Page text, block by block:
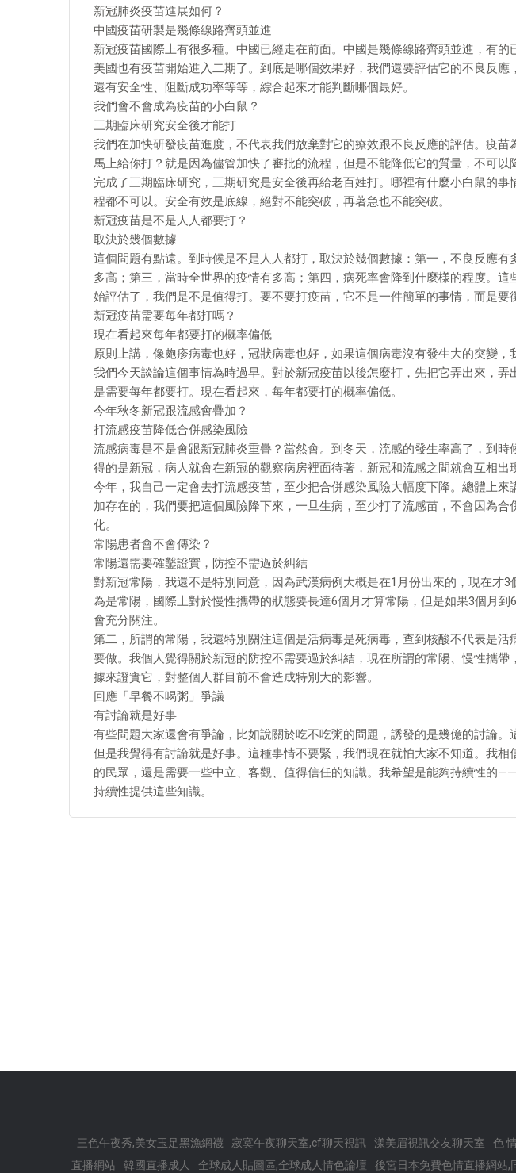
新冠肺炎疫苗進展如何？
中國疫苗研製是幾條線路齊頭並進
新冠疫苗國際上有很多種。中國已經走在前面。中國是幾條線路齊頭並進，有的
美國也有疫苗開始進入二期了。到底是哪個效果好，我們還要評估它的不良反應
還有安全性、阻斷成功率等等，綜合起來才能判斷哪個最好。
我們會不會成為疫苗的小白鼠？
三期臨床研究安全後才能打
我們在加快研發疫苗進度，不代表我們放棄對它的療效跟不良反應的評估。疫苗
馬上給你打？就是因為儘管加快了審批的流程，但是不能降低它的質量，不可以
完成了三期臨床研究，三期研究是安全後再給老百姓打。哪裡有什麼小白鼠的事
程都不可以。安全有效是底線，絕對不能突破，再著急也不能突破。
新冠疫苗是不是人人都要打？
取決於幾個數據
這個問題有點遠。到時候是不是人人都打，取決於幾個數據：第一，不良反應有
多高；第三，當時全世界的疫情有多高；第四，病死率會降到什麼樣的程度。這
始評估了，我們是不是值得打。要不要打疫苗，它不是一件簡單的事情，而是要
新冠疫苗需要每年都打嗎？
現在看起來每年都要打的概率偏低
原則上講，像皰疹病毒也好，冠狀病毒也好，如果這個病毒沒有發生大的突變，
我們今天談論這個事情為時過早。對於新冠疫苗以後怎麼打，先把它弄出來，弄
是需要每年都要打。現在看起來，每年都要打的概率偏低。
今年秋冬新冠跟流感會疊加？
打流感疫苗降低合併感染風險
流感病毒是不是會跟新冠肺炎重疊？當然會。到冬天，流感的發生率高了，到時
得的是新冠，病人就會在新冠的觀察病房裡面待著，新冠和流感之間就會互相出
今年，我自己一定會去打流感疫苗，至少把合併感染風險大幅度下降。總體上來
加存在的，我們要把這個風險降下來，一旦生病，至少打了流感苗，不會因為合
化。
常陽患者會不會傳染？
常陽還需要確鑿證實，防控不需過於糾結
對新冠常陽，我還不是特別同意，因為武漢病例大概是在1月份出來的，現在才3
為是常陽，國際上對於慢性攜帶的狀態要長達6個月才算常陽，但是如果3個月到
會充分關注。
第二，所謂的常陽，我還特別關注這個是活病毒是死病毒，查到核酸不代表是活
要做。我個人覺得關於新冠的防控不需要過於糾結，現在所謂的常陽、慢性攜帶
據來證實它，對整個人群目前不會造成特別大的影響。
回應「早餐不喝粥」爭議
有討論就是好事
有些問題大家還會有爭論，比如說關於吃不吃粥的問題，誘發的是幾億的討論。
但是我覺得有討論就是好事。這種事情不要緊，我們現在就怕大家不知道。我相
的民眾，還是需要一些中立、客觀、值得信任的知識。我希望是能夠持續性的
持續性提供這些知識。
三色午夜秀,美女玉足黑漁網襪 寂寞午夜聊天室,cf聊天視訊 漾美眉視訊交友聊天室 色
直播網站
韓國直播成人 全球成人貼圖區,全球成人情色論壇 後宮日本免費色情直播網站,